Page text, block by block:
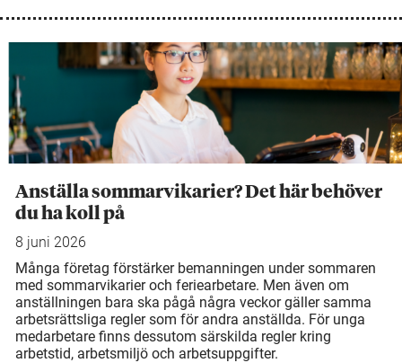
Anställa sommarvikarier? Det här behöver
du ha koll på
8 juni 2026
Många företag förstärker bemanningen under sommaren
med sommarvikarier och feriearbetare. Men även om
anställningen bara ska pågå några veckor gäller samma
arbetsrättsliga regler som för andra anställda. För unga
medarbetare finns dessutom särskilda regler kring
arbetstid, arbetsmiljö och arbetsuppgifter.